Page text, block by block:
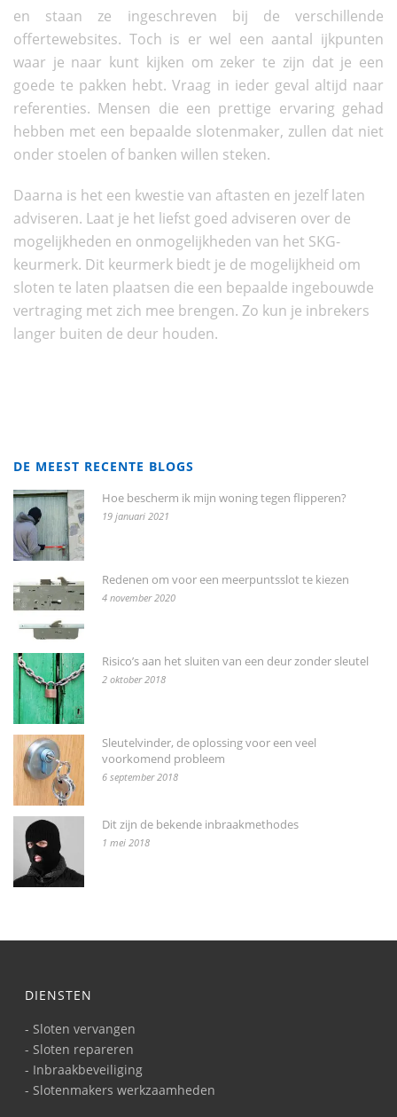
en staan ze ingeschreven bij de verschillende
offertewebsites. Toch is er wel een aantal ijkpunten
waar je naar kunt kijken om zeker te zijn dat je een
goede te pakken hebt. Vraag in ieder geval altijd naar
referenties. Mensen die een prettige ervaring gehad
hebben met een bepaalde slotenmaker, zullen dat niet
onder stoelen of banken willen steken.
Daarna is het een kwestie van aftasten en jezelf laten
adviseren. Laat je het liefst goed adviseren over de
mogelijkheden en onmogelijkheden van het SKG-
keurmerk. Dit keurmerk biedt je de mogelijkheid om
sloten te laten plaatsen die een bepaalde ingebouwde
vertraging met zich mee brengen. Zo kun je inbrekers
langer buiten de deur houden.
DE MEEST RECENTE BLOGS
Hoe bescherm ik mijn woning tegen flipperen?
19 januari 2021
Redenen om voor een meerpuntsslot te kiezen
4 november 2020
Risico’s aan het sluiten van een deur zonder sleutel
2 oktober 2018
Sleutelvinder, de oplossing voor een veel
voorkomend probleem
6 september 2018
Dit zijn de bekende inbraakmethodes
1 mei 2018
DIENSTEN
- Sloten vervangen
- Sloten repareren
- Inbraakbeveiliging
- Slotenmakers werkzaamheden